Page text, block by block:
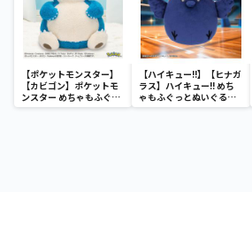
【ポケットモンスター】
【カビゴン】ポケットモ
ンスター めちゃもふぐっ
と ほっこりいやされぬい
【ハイキュー!!】【ヒナガ
ラス】ハイキュー!! めち
ゃもふぐっとぬいぐるみ
～ヒナガラス～